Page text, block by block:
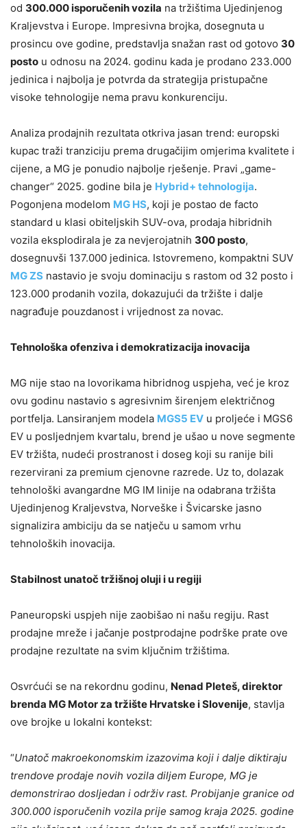
od 300.000 isporučenih vozila na tržištima Ujedinjenog
Kraljevstva i Europe. Impresivna brojka, dosegnuta u
prosincu ove godine, predstavlja snažan rast od gotovo 30
posto u odnosu na 2024. godinu kada je prodano 233.000
jedinica i najbolja je potvrda da strategija pristupačne
visoke tehnologije nema pravu konkurenciju.
Analiza prodajnih rezultata otkriva jasan trend: europski
kupac traži tranziciju prema drugačijim omjerima kvalitete i
cijene, a MG je ponudio najbolje rješenje. Pravi „game-
changer“ 2025. godine bila je Hybrid+ tehnologija.
Pogonjena modelom MG HS, koji je postao de facto
standard u klasi obiteljskih SUV-ova, prodaja hibridnih
vozila eksplodirala je za nevjerojatnih 300 posto,
dosegnuvši 137.000 jedinica. Istovremeno, kompaktni SUV
MG ZS nastavio je svoju dominaciju s rastom od 32 posto i
123.000 prodanih vozila, dokazujući da tržište i dalje
nagrađuje pouzdanost i vrijednost za novac.
Tehnološka ofenziva i demokratizacija inovacija
MG nije stao na lovorikama hibridnog uspjeha, već je kroz
ovu godinu nastavio s agresivnim širenjem električnog
portfelja. Lansiranjem modela MGS5 EV u proljeće i MGS6
EV u posljednjem kvartalu, brend je ušao u nove segmente
EV tržišta, nudeći prostranost i doseg koji su ranije bili
rezervirani za premium cjenovne razrede. Uz to, dolazak
tehnološki avangardne MG IM linije na odabrana tržišta
Ujedinjenog Kraljevstva, Norveške i Švicarske jasno
signalizira ambiciju da se natječu u samom vrhu
tehnoloških inovacija.
Stabilnost unatoč tržišnoj oluji i u regiji
Paneuropski uspjeh nije zaobišao ni našu regiju. Rast
prodajne mreže i jačanje postprodajne podrške prate ove
prodajne rezultate na svim ključnim tržištima.
Osvrćući se na rekordnu godinu, Nenad Pleteš, direktor
brenda MG Motor za tržište Hrvatske i Slovenije, stavlja
ove brojke u lokalni kontekst:
“Unatoč makroekonomskim izazovima koji i dalje diktiraju
trendove prodaje novih vozila diljem Europe, MG je
demonstrirao dosljedan i održiv rast. Probijanje granice od
300.000 isporučenih vozila prije samog kraja 2025. godine